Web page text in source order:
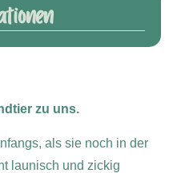
zu uns.
als sie noch in der
launisch und zickig